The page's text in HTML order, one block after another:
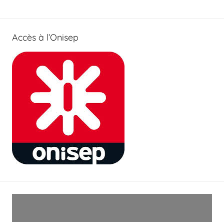
Accès à l’Onisep